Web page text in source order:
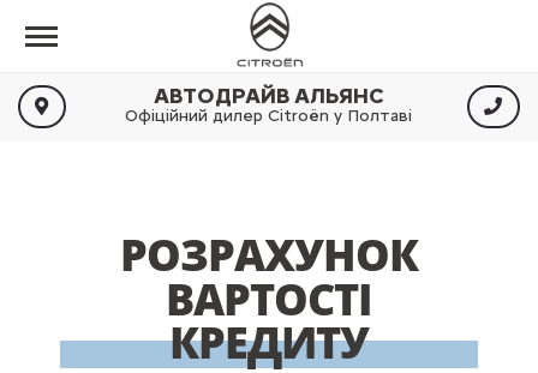
АВТОДРАЙВ АЛЬЯНС
Офіційний дилер Citroën у Полтаві
РОЗРАХУНОК
ВАРТОСТІ
КРЕДИТУ